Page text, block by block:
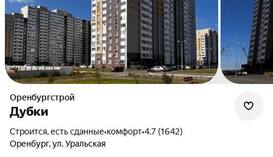
Оренбургстрой
Дубки
Строится, есть сданные•комфорт•4.7 (1642)
Оренбург, ул. Уральская